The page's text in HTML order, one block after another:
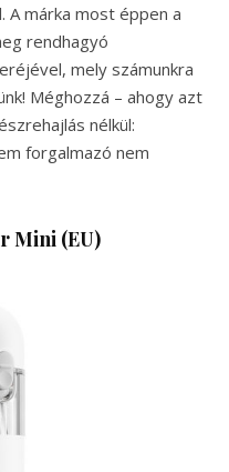
A márka most éppen a
rendhagyó
mely számunkra
Méghozzá – ahogy azt
nélkül:
forgalmazó nem
Mini (EU)